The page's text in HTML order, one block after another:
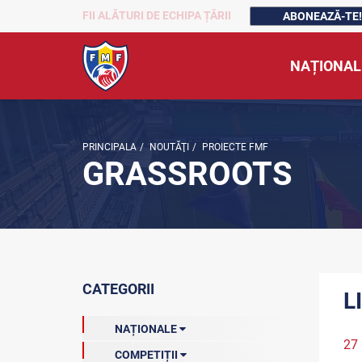
FII ALĂTURI DE ECHIPA ȚĂRII ABONEAZĂ-TE!
PRINCIPALA / NOUTĂŢI / PROIECTE FMF
GRASSROOTS
CATEGORII
NAȚIONALE
COMPETIȚII
27